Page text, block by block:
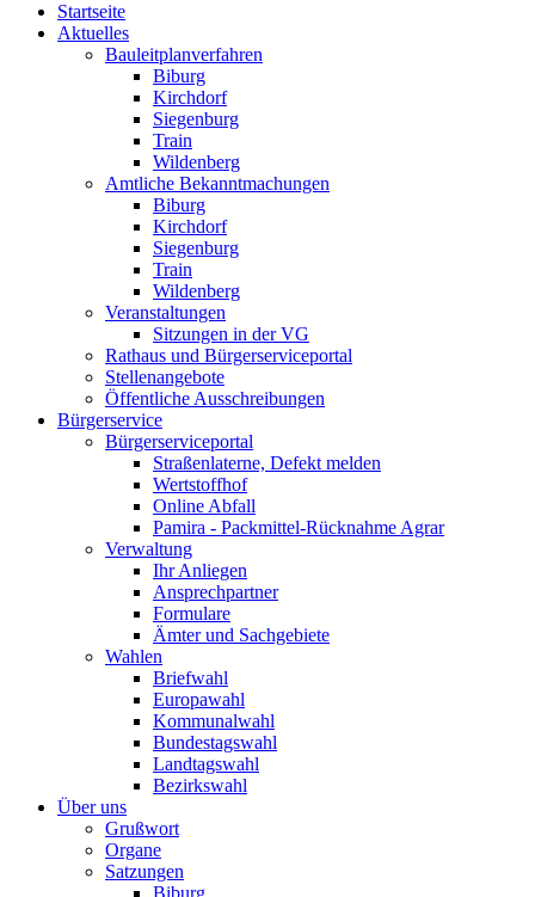
Startseite
Aktuelles
Bauleitplanverfahren
Biburg
Kirchdorf
Siegenburg
Train
Wildenberg
Amtliche Bekanntmachungen
Biburg
Kirchdorf
Siegenburg
Train
Wildenberg
Veranstaltungen
Sitzungen in der VG
Rathaus und Bürgerserviceportal
Stellenangebote
Öffentliche Ausschreibungen
Bürgerservice
Bürgerserviceportal
Straßenlaterne, Defekt melden
Wertstoffhof
Online Abfall
Pamira - Packmittel-Rücknahme Agrar
Verwaltung
Ihr Anliegen
Ansprechpartner
Formulare
Ämter und Sachgebiete
Wahlen
Briefwahl
Europawahl
Kommunalwahl
Bundestagswahl
Landtagswahl
Bezirkswahl
Über uns
Grußwort
Organe
Satzungen
Biburg